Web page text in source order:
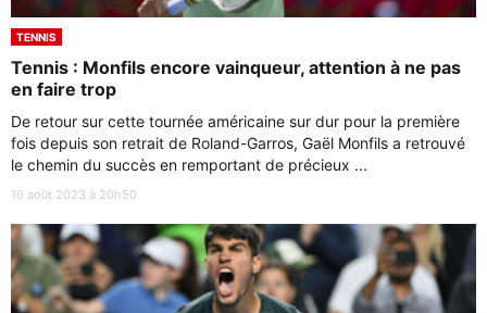
TENNIS
Tennis : Monfils encore vainqueur, attention à ne pas
en faire trop
De retour sur cette tournée américaine sur dur pour la première
fois depuis son retrait de Roland-Garros, Gaël Monfils a retrouvé
le chemin du succès en remportant de précieux ...
16 août 2023 à 20h50